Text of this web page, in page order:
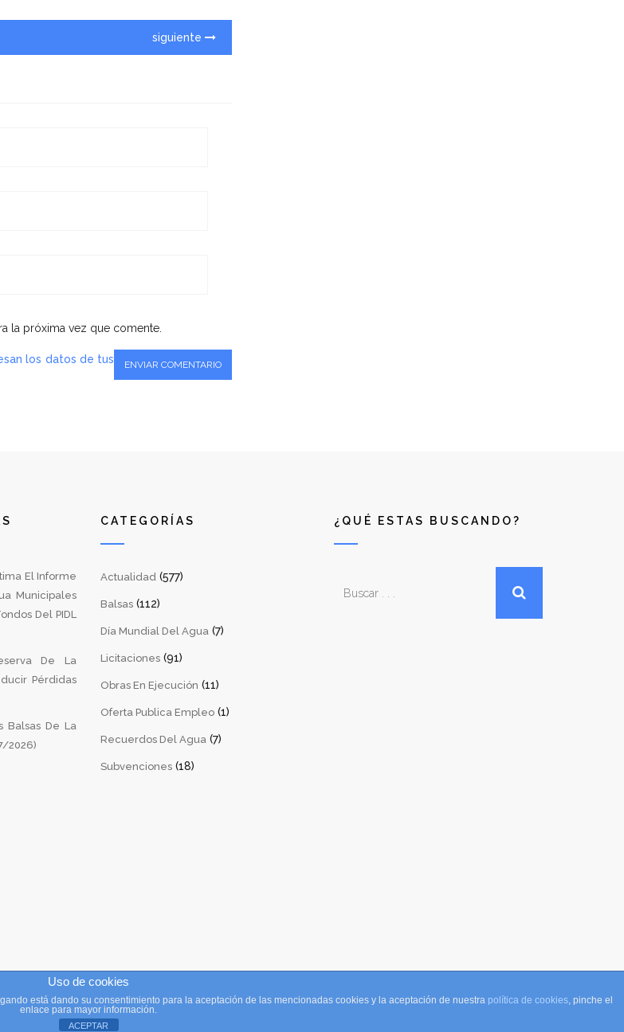
siguiente
la próxima vez que comente.
los datos de tus
El Informe
Municipales
Del PIDL
De La
Pérdidas
Balsas De La
2026)
CATEGORÍAS
Actualidad (577)
Balsas (112)
Día Mundial Del Agua (7)
Licitaciones (91)
Obras En Ejecución (11)
Oferta Publica Empleo (1)
Recuerdos Del Agua (7)
Subvenciones (18)
¿QUÉ ESTAS BUSCANDO?
reservados / Desarrollado porSepropyme
Uso de cookies
está dando su consentimiento para la aceptación de las mencionadas cookies y la aceptación de nuestra política de cookies, pinche el
enlace para mayor información.
ACEPTAR